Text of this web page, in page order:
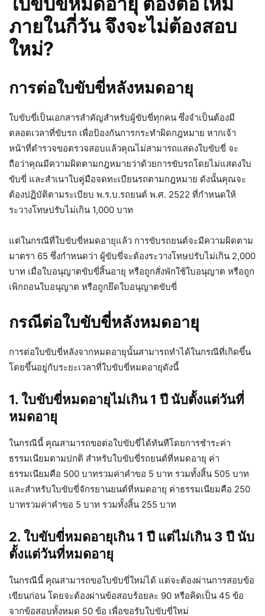
ภายในกี่วัน จึงจะไม่ต้องสอบ
ใหม่?
การต่อใบขับขี่หลังหมดอายุ
ใบขับขี่เป็นเอกสารสำคัญสำหรับผู้ขับขี่ทุกคน ซึ่งจำเป็นต้องมี
ตลอดเวลาที่ขับรถ เพื่อป้องกันการกระทำผิดกฎหมาย หากเจ้า
หน้าที่ตำรวจขอตรวจสอบแล้วคุณไม่สามารถแสดงใบขับขี่ จะ
ถือว่าคุณมีความผิดตามกฎหมายว่าด้วยการขับรถโดยไม่แสดงใบ
ขับขี่ และสำเนาใบคู่มือจดทะเบียนรถตามกฎหมาย ดังนั้นคุณจะ
ต้องปฏิบัติตามระเบียบ พ.ร.บ.รถยนต์ พ.ศ. 2522 ที่กำหนดให้
ระวางโทษปรับไม่เกิน 1,000 บาท
แต่ในกรณีที่ใบขับขี่หมดอายุแล้ว การขับรถยนต์จะมีความผิดตาม
มาตรา 65 ซึ่งกำหนดว่า ผู้ขับขี่จะต้องระวางโทษปรับไม่เกิน 2,000
บาท เมื่อใบอนุญาตขับขี่สิ้นอายุ หรือถูกสั่งพักใช้ใบอนุญาต หรือถูก
เพิกถอนใบอนุญาต หรือถูกยึดใบอนุญาตขับขี่
กรณีต่อใบขับขี่หลังหมดอายุ
การต่อใบขับขี่หลังจากหมดอายุนั้นสามารถทำได้ในกรณีที่เกิดขึ้น
โดยขึ้นอยู่กับระยะเวลาที่ใบขับขี่หมดอายุดังนี้
1. ใบขับขี่หมดอายุไม่เกิน 1 ปี นับตั้งแต่วันที่
หมดอายุ
ในกรณีนี้ คุณสามารถขอต่อใบขับขี่ได้ทันทีโดยการชำระค่า
ธรรมเนียมตามปกติ สำหรับใบขับขี่รถยนต์ที่หมดอายุ ค่า
ธรรมเนียมคือ 500 บาทรวมค่าคำขอ 5 บาท รวมทั้งสิ้น 505 บาท
และสำหรับใบขับขี่จักรยานยนต์ที่หมดอายุ ค่าธรรมเนียมคือ 250
บาทรวมค่าคำขอ 5 บาท รวมทั้งสิ้น 255 บาท
2. ใบขับขี่หมดอายุเกิน 1 ปี แต่ไม่เกิน 3 ปี นับ
ตั้งแต่วันที่หมดอายุ
ในกรณีนี้ คุณสามารถขอใบขับขี่ใหม่ได้ แต่จะต้องผ่านการสอบข้อ
เขียนก่อน โดยจะต้องผ่านข้อสอบร้อยละ 90 หรือคิดเป็น 45 ข้อ
จากข้อสอบทั้งหมด 50 ข้อ เพื่อขอรับใบขับขี่ใหม่